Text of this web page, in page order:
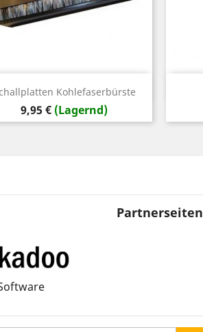
Kohlefaserbürste
Preis
9,95 € (Lagernd)
Vorschau
Partnerseiten